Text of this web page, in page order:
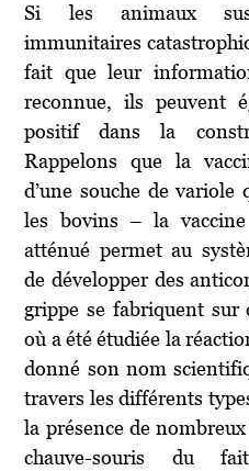
Si les animaux
immunitaires
fait que leur
reconnue, ils peuvent
positif dans la
Rappelons que la
d’une souche de variole
les bovins – la
atténué permet au
de développer des
grippe se fabriquent sur
où a été étudiée la
donné son nom
travers les différents
la présence de
chauve-souris du